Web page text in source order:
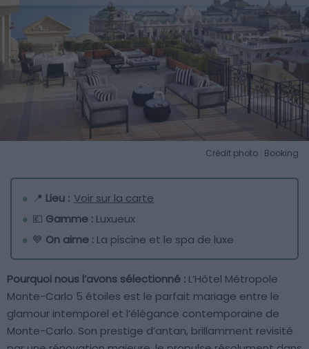
Crédit photo : Booking
📍 Lieu : Voir sur la carte
💶 Gamme : Luxueux
💙 On aime : La piscine et le spa de luxe
Pourquoi nous l’avons sélectionné : L’Hôtel Métropole
Monte-Carlo 5 étoiles est le parfait mariage entre le
glamour intemporel et l’élégance contemporaine de
Monte-Carlo. Son prestige d’antan, brillamment revisité